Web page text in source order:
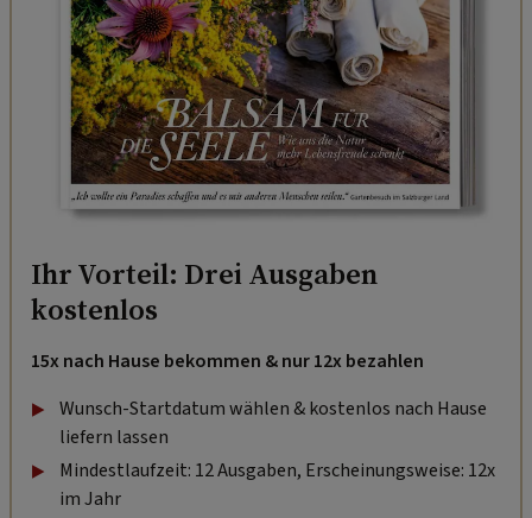
Ihr Vorteil: Drei Ausgaben
kostenlos
15x nach Hause bekommen & nur 12x bezahlen
Wunsch-Startdatum wählen & kostenlos nach Hause
liefern lassen
Mindestlaufzeit: 12 Ausgaben, Erscheinungsweise: 12x
im Jahr